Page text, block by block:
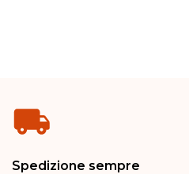
Spedizione sempre